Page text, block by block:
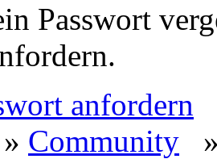
Passwort
anfordern
Community